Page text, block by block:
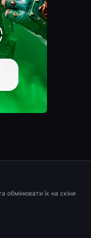
обмінювати їх на скіни